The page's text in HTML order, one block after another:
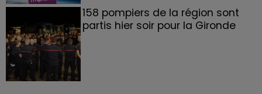
158 pompiers de la région sont
partis hier soir pour la Gironde